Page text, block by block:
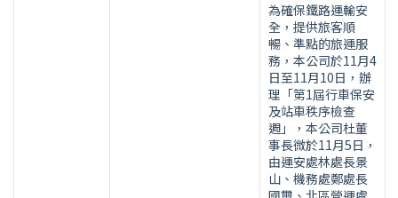
為確保鐵路運輸安
全，提供旅客順
暢、準點的旅運服
務，本公司於11月4
日至11月10日，辦
理「第1屆行車保安
及站車秩序檢查
週」，本公司杜董
事長微於11月5日，
由運安處林處長景
山、機務處鄭處長